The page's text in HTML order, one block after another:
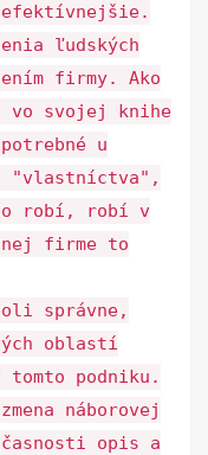
ľudských
firmy. Ako
vo svojej knihe
u
"vlastníctva",
robí, robí v
firme to
správne,
oblastí
podniku.
náborovej
opis a